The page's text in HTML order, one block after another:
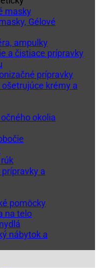
masky
Gélové
ampulky
a čistiace prípravky
prípravky
krémy a
okolia
a
pomôcky
na telo
nábytok a